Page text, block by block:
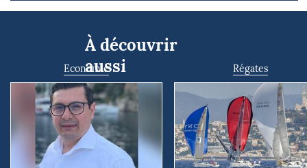
À découvrir
aussi
Economie Régates